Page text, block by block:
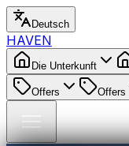
Deutsch
HAVEN
Die Unterkunft
Offers Offers